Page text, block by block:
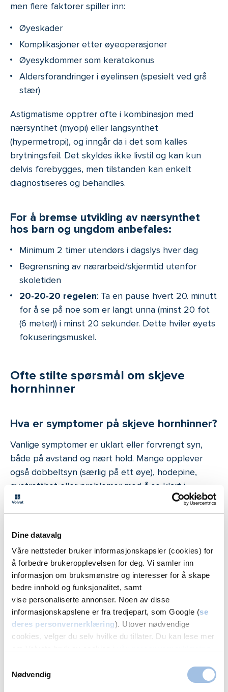
Dine datavalg
Våre nettsteder bruker informasjonskapsler (cookies) for
å forbedre brukeropplevelsen for deg. Vi samler inn
informasjon om bruksmønstre og interesser for å skape
bedre innhold og funksjonalitet, samt
vise personaliserte annonser. Noen av disse
informasjonskapslene er fra tredjepart, som Google (se
deres personvernerklæring). Utover nødvendige
cookies, velger du selv hvilke du tillater. Du kan lese mer
Nødvendig
men flere faktorer spiller inn:
Øyeskader
Komplikasjoner etter øyeoperasjoner
Øyesykdommer som keratokonus
Aldersforandringer i øyelinsen (spesielt ved grå
stær)
Astigmatisme opptrer ofte i kombinasjon med
nærsynthet (myopi) eller langsynthet
(hypermetropi), og inngår da i det som kalles
brytningsfeil. Det skyldes ikke livstil og kan kun
delvis forebygges, men tilstanden kan enkelt
diagnostiseres og behandles.
For å bremse utvikling av nærsynthet
hos barn og ungdom anbefales:
Minimum 2 timer utendørs i dagslys hver dag
Begrensning av nærarbeid/skjermtid utenfor
skoletiden
20-20-20 regelen: Ta en pause hvert 20. minutt
for å se på noe som er langt unna (minst 20 fot
(6 meter)) i minst 20 sekunder. Dette hviler øyets
fokuseringsmuskel.
Ofte stilte spørsmål om skjeve
hornhinner
Hva er symptomer på skjeve hornhinner?
Vanlige symptomer er uklart eller forvrengt syn,
både på avstand og nært hold. Mange opplever
også dobbeltsyn (særlig på ett øye), hodepine,
øyetretthet eller problemer med å se klart i
mørket. Noen beskriver at rette linjer virker skjeve,
eller at bokstaver flyter sammen ved lesing.
Hvordan vet jeg om jeg har skjeve
hornhinner?
Skjeve hornhinner (astigmatisme) gir ofte uklart
eller forvrengt syn. Rette linjer kan se bøyde ut, og
du kan merke at du ofte myser for å fokusere.
Ved mild astigmatisme opplever mange normalt
syn, men må også anstrenge seg for å fokusere.
Dette kan føre til øyetretthet, hodepine og
lengre perioder med lesing eller arbeid foran pc-en.